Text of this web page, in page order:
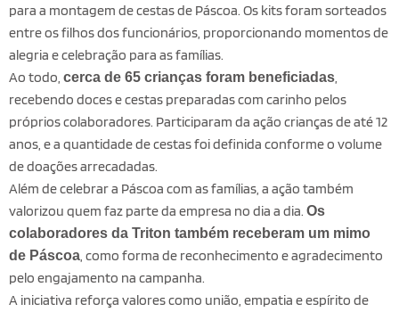
para a montagem de cestas de Páscoa. Os kits foram sorteados
entre os filhos dos funcionários, proporcionando momentos de
alegria e celebração para as famílias.
Ao todo, cerca de 65 crianças foram beneficiadas
recebendo doces e cestas preparadas com carinho pelos
próprios colaboradores. Participaram da ação crianças de até 12
anos, e a quantidade de cestas foi definida conforme o volume
de doações arrecadadas.
Além de celebrar a Páscoa com as famílias, a ação também
valorizou quem faz parte da empresa no dia a dia. Os
colaboradores da Triton também receberam um mimo
de Páscoa , como forma de reconhecimento e agradecimento
pelo engajamento na campanha.
A iniciativa reforça valores como união, empatia e espírito de